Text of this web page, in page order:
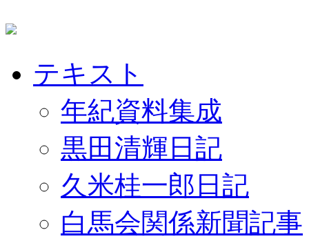
テキスト
年紀資料集成
黒田清輝日記
久米桂一郎日記
白馬会関係新聞記事